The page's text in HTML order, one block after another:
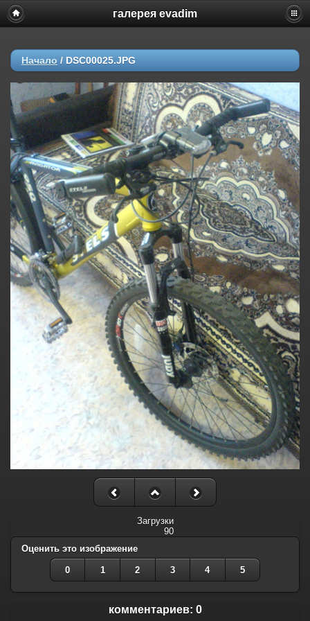
галерея evadim
Начало / DSC00025.JPG
Загрузки
90
Оценить это изображение
0 1 2 3 4 5
комментариев: 0